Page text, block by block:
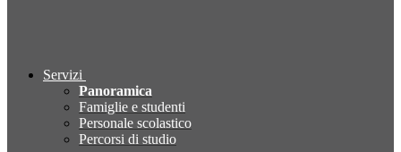
Servizi
Panoramica
Famiglie e studenti
Personale scolastico
Percorsi di studio